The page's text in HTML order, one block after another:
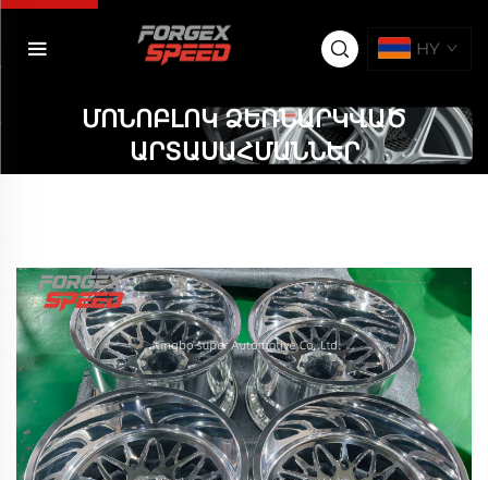
HY
ՄՈՆՈԲԼՈԿ ՁԵՌՆԱՐԿՎԱԾ
ԱՐՏԱՍԱՀՄԱՆՆԵՐ